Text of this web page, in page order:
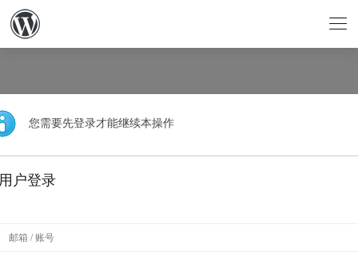
您需要先登录才能继续本操作
户登录